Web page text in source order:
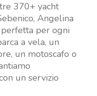
370+ yacht
Angelina
per ogni
a vela, un
un motoscafo o
un servizio